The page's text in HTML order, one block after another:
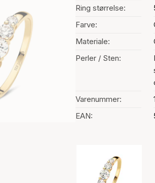
Ring størrelse:
Farve:
Materiale:
Perler / Sten:
Varenummer:
EAN: